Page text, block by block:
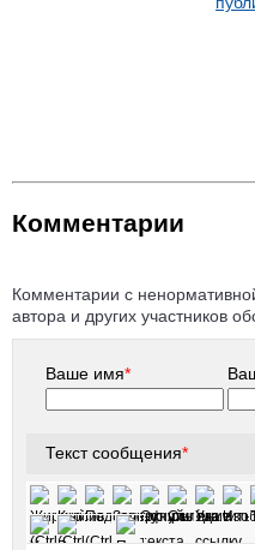
Комментарии
Комментарии с
автора и других участников
Ваше имя*
Текст сообщения*